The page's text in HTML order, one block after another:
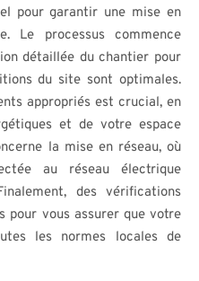
pour garantir une mise en
Le processus commence
détaillée du chantier pour
du site sont optimales.
appropriés est crucial, en
et de votre espace
la mise en réseau, où
au réseau électrique
des vérifications
pour vous assurer que votre
les normes locales de